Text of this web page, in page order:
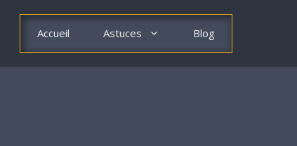
Accueil Astuces Blog